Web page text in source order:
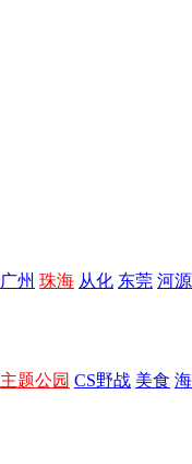
广州 珠海 从化 东莞 河源
主题公园 CS野战 美食